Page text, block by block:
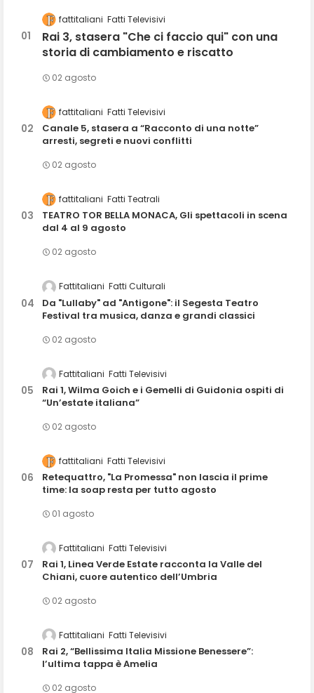
fattitaliani Fatti Televisivi
Rai 3, stasera "Che ci faccio qui" con una
storia di cambiamento e riscatto
02 agosto
fattitaliani Fatti Televisivi
Canale 5, stasera a “Racconto di una notte”
arresti, segreti e nuovi conflitti
02 agosto
fattitaliani Fatti Teatrali
TEATRO TOR BELLA MONACA, Gli spettacoli in scena
dal 4 al 9 agosto
02 agosto
Fattitaliani Fatti Culturali
Da "Lullaby" ad "Antigone": il Segesta Teatro
Festival tra musica, danza e grandi classici
02 agosto
Fattitaliani Fatti Televisivi
Rai 1, Wilma Goich e i Gemelli di Guidonia ospiti di
“Un’estate italiana”
02 agosto
fattitaliani Fatti Televisivi
Retequattro, "La Promessa" non lascia il prime
time: la soap resta per tutto agosto
01 agosto
Fattitaliani Fatti Televisivi
Rai 1, Linea Verde Estate racconta la Valle del
Chiani, cuore autentico dell’Umbria
02 agosto
Fattitaliani Fatti Televisivi
Rai 2, “Bellissima Italia Missione Benessere”:
l’ultima tappa è Amelia
02 agosto